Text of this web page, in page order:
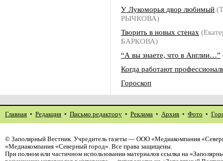
У Лукоморья двор любимый
РЫЧКОВА)
Творить в новых стенах
БАРКОВА)
“А вы знаете, что в Англии…”
Когда работают
Гороскоп
Главная • Редакция • Письмо редактору • Реклама • Архив • Фото •
© Заполярный Вестник. Учредитель газеты — ООО «Медиакомпания
«Медиакомпания «Северный город». Все права защищены.
При полном или частичном использовании материалов ссылка на